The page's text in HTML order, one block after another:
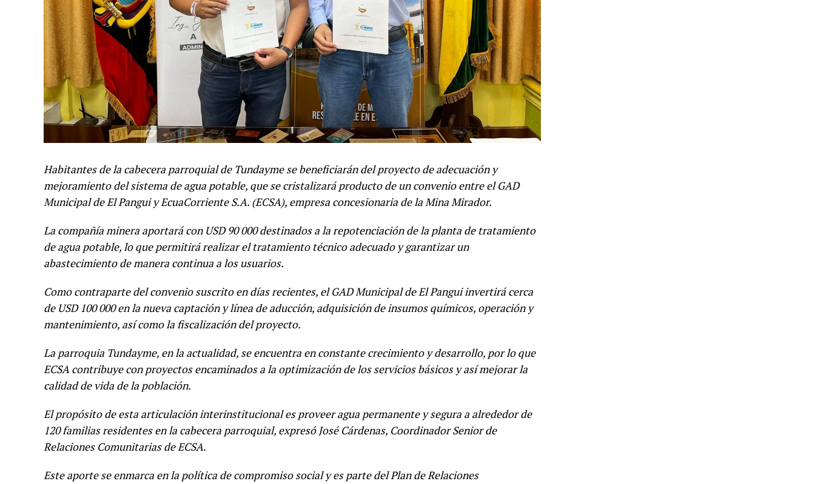
Habitantes de la cabecera parroquial de Tundayme se beneficiarán del proyecto de adecuación y
mejoramiento del sistema de agua potable, que se cristalizará producto de un convenio entre el GAD
Municipal de El Pangui y EcuaCorriente S.A. (ECSA), empresa concesionaria de la Mina Mirador.
La compañía minera aportará con USD 90 000 destinados a la repotenciación de la planta de tratamiento
de agua potable, lo que permitirá realizar el tratamiento técnico adecuado y garantizar un
abastecimiento de manera continua a los usuarios.
Como contraparte del convenio suscrito en días recientes, el GAD Municipal de El Pangui invertirá cerca
de USD 100 000 en la nueva captación y línea de aducción, adquisición de insumos químicos, operación y
mantenimiento, así como la fiscalización del proyecto.
La parroquia Tundayme, en la actualidad, se encuentra en constante crecimiento y desarrollo, por lo que
ECSA contribuye con proyectos encaminados a la optimización de los servicios básicos y así mejorar la
calidad de vida de la población.
El propósito de esta articulación interinstitucional es proveer agua permanente y segura a alrededor de
120 familias residentes en la cabecera parroquial, expresó José Cárdenas, Coordinador Senior de
Relaciones Comunitarias de ECSA.
Este aporte se enmarca en la política de compromiso social y es parte del Plan de Relaciones